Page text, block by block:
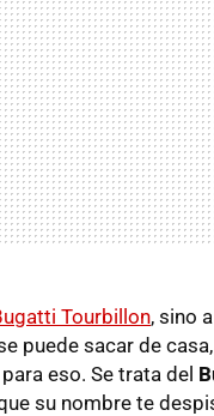
Tourbillon, sino
puede sacar de
eso. Se trata del
su nombre te